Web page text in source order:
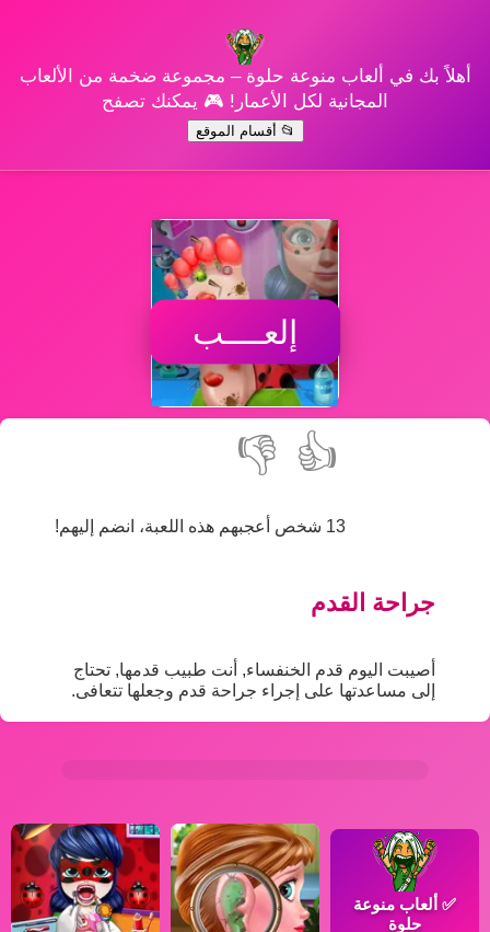
أهلاً بك في ألعاب منوعة حلوة – مجموعة ضخمة من الألعاب
المجانية لكل الأعمار! 🎮 يمكنك تصفح
📂 أقسام الموقع
إلعــــب
👍
👎
13 شخص أعجبهم هذه اللعبة، انضم إليهم!
جراحة القدم
أصيبت اليوم قدم الخنفساء, أنت طبيب قدمها, تحتاج
إلى مساعدتها على إجراء جراحة قدم وجعلها تتعافى.
✅ ألعاب منوعة
حلوة